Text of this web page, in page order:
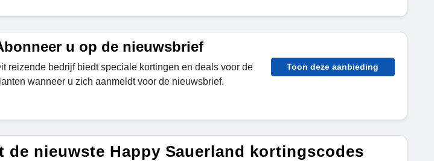
u op de nieuwsbrief
reizende bedrijf biedt speciale kortingen en deals voor de
wanneer u zich aanmeldt voor de nieuwsbrief.
Toon deze aanbieding
de nieuwste Happy Sauerland kortingscodes